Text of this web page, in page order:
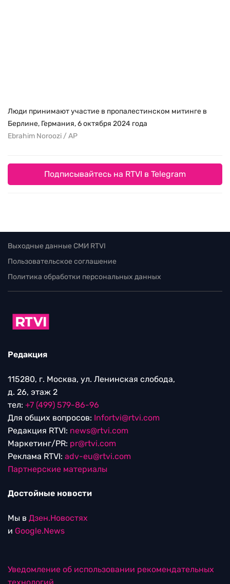
Люди принимают участие в пропалестинском митинге в
Берлине, Германия, 6 октября 2024 года
Ebrahim Noroozi / AP
Подписывайтесь на RTVI в Telegram
Выходные данные СМИ RTVI
Пользовательское соглашение
Политика обработки персональных данных
Редакция
115280, г. Москва, ул. Ленинская слобода,
д. 26, этаж 2
тел: +7 (499) 579-86-96
Для общих вопросов: Infortvi@rtvi.com
Редакция RTVI: news@rtvi.com
Маркетинг/PR: pr@rtvi.com
Реклама RTVI: adv-eu@rtvi.com
Партнерские материалы
Достойные новости
Мы в Дзен.Новостях
и Google.News
Уведомление об использовании рекомендательных